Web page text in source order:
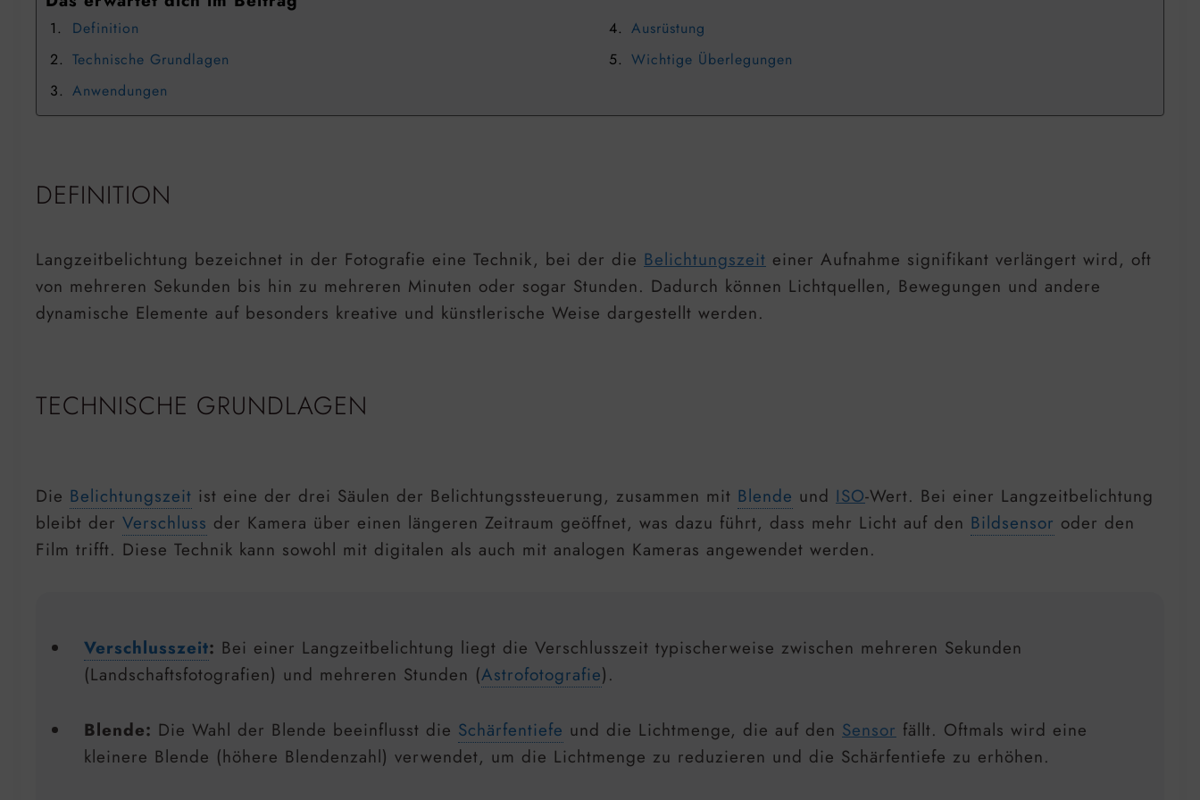
Definition
Technische Grundlagen
Anwendungen
Ausrüstung
Wichtige Überlegungen
DEFINITION
Langzeitbelichtung bezeichnet in der Fotografie eine Technik, bei der die Belichtungszeit einer Aufnahme signifikant verlängert wird, oft
von mehreren Sekunden bis hin zu mehreren Minuten oder sogar Stunden. Dadurch können Lichtquellen, Bewegungen und andere
dynamische Elemente auf besonders kreative und künstlerische Weise dargestellt werden.
TECHNISCHE GRUNDLAGEN
Die Belichtungszeit ist eine der drei Säulen der Belichtungssteuerung, zusammen mit Blende und ISO-Wert. Bei einer Langzeitbelichtung
bleibt der Verschluss der Kamera über einen längeren Zeitraum geöffnet, was dazu führt, dass mehr Licht auf den Bildsensor oder den
Film trifft. Diese Technik kann sowohl mit digitalen als auch mit analogen Kameras angewendet werden.
Verschlusszeit: Bei einer Langzeitbelichtung liegt die Verschlusszeit typischerweise zwischen mehreren Sekunden
(Landschaftsfotografien) und mehreren Stunden (Astrofotografie).
Blende: Die Wahl der Blende beeinflusst die Schärfentiefe und die Lichtmenge, die auf den Sensor fällt. Oftmals wird eine
kleinere Blende (höhere Blendenzahl) verwendet, um die Lichtmenge zu reduzieren und die Schärfentiefe zu erhöhen.